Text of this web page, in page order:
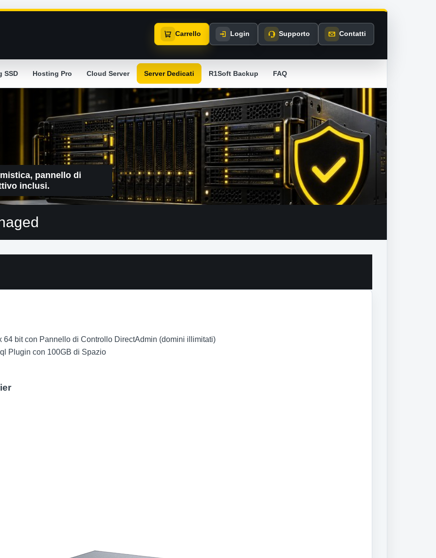
Carrello Login Supporto Contatti
SSD Hosting Pro Cloud Server Server Dedicati R1Soft Backup FAQ
pannello di
inclusi.
64 bit con Pannello di Controllo DirectAdmin (domini illimitati)
Plugin con 100GB di Spazio